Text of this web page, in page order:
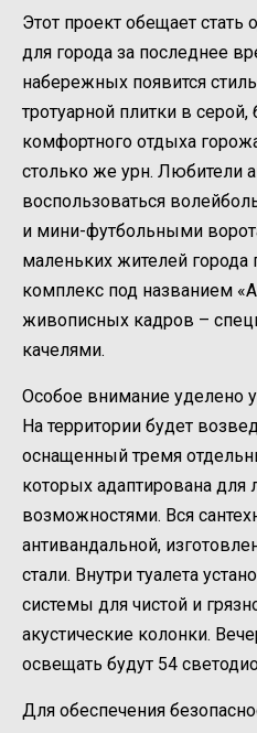
Этот проект обещает
для города за последнее
набережных появится
тротуарной плитки в
комфортного отдыха
столько же урн. Любители
воспользоваться
и мини-футбольными
маленьких жителей города
комплекс под названием
живописных кадров –
качелями.
Особое внимание уделено
На территории будет
оснащенный тремя
которых адаптирована
возможностями. Вся
антивандальной,
стали. Внутри туалета
системы для чистой и
акустические колонки.
освещать будут 54
Для обеспечения